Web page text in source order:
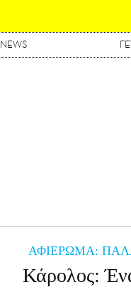
NEWS
ΑΦΙΕΡΩΜΑ:
Κάρολος: